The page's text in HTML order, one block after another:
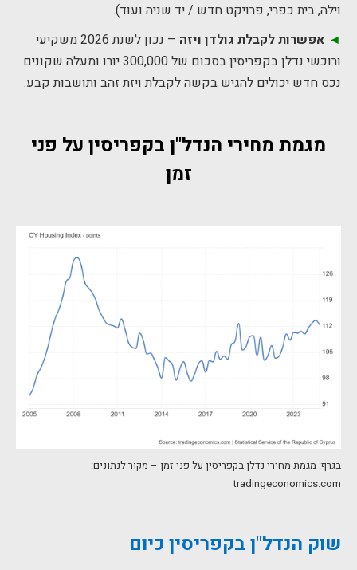
וילה, בית כפרי, פרויקט חדש / יד שניה ועוד).
◄ אפשרות לקבלת גולדן ויזה
– נכון לשנת 2026 משקיעי
ורוכשי נדלן בקפריסין בסכום של 300,000 יורו ומעלה שקונים
נכס חדש יכולים להגיש בקשה לקבלת ויזת זהב ותושבות קבע.
מגמת מחירי הנדל"ן בקפריסין על פני
זמן
בגרף: מגמת מחירי נדלן בקפריסין על פני זמן – מקור לנתונים:
tradingeconomics.com
שוק הנדל"ן בקפריסין כיום